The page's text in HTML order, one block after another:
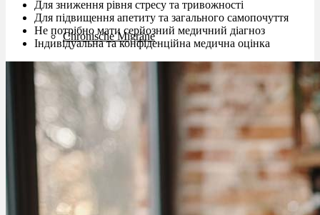
Chronische Migräne
Depressionen
Schlafstörungen
Cannabis Ärzte
Cannabis Rezept
Для зниження рівня стресу та тривожності
Для підвищення апетиту та загального самопочуття
Не потрібно мати серйозний медичний діагноз
Індивідуальна та конфіденційна медична оцінка